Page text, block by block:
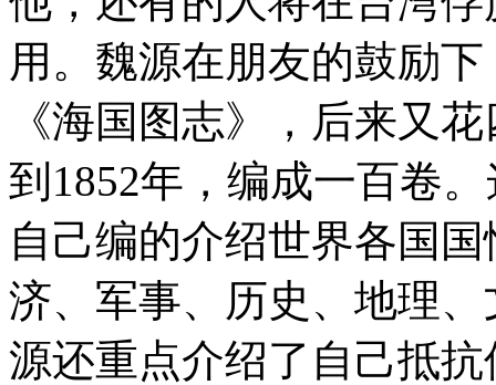
用。魏源在朋友的鼓励
《海国图志》，后来又
到1852年，编成一百卷
自己编的介绍世界各国
济、军事、历史、地理
源还重点介绍了自己抵